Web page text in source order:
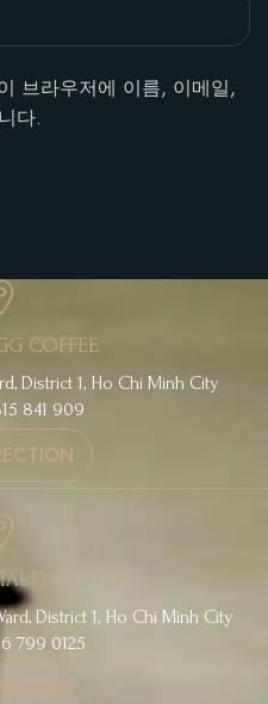
브라우저에 이름, 이메일,
다.
COFFEE
District 1, Ho Chi Minh City
841 909
COFFEE
District 1, Ho Chi Minh City
799 0125